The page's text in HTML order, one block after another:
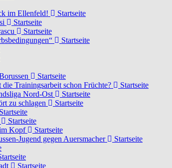
im Ellenfeld!
Startseite
Startseite
Startseite
Startseite
Startseite
Trainingsarbeit schon Früchte?
Startseite
Nord-Ost
Startseite
zu schlagen
Startseite
Startseite
Startseite
Kopf
Startseite
Jugend gegen Auersmacher
Startseite
Startseite